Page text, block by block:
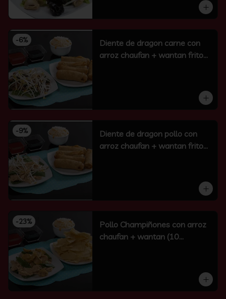
-6%
Diente de dragon carne con
arroz chaufan + wantan frito
-9%
Diente de dragon pollo con
arroz chaufan + wantan frito
-23%
Pollo Champiñones con arroz
chaufan + wantan (10